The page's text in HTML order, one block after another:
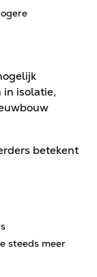
isolatie,
betekent
steeds meer